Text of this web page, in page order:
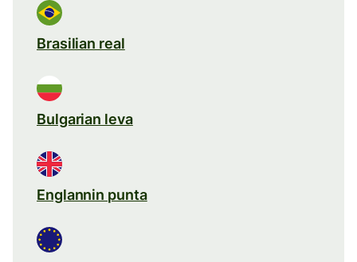
Brasilian real
Bulgarian leva
Englannin punta